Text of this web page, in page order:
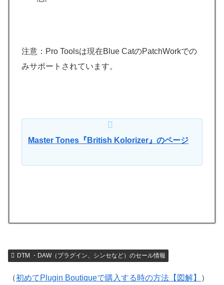
注意：Pro Toolsは現在Blue CatのPatchWorkでの
みサポートされています。
Master Tones『British Kolorizer』のページ
DTM ・DAW（プラグイン、シンセなど）のセール情報
（初めてPlugin Boutiqueで購入する時の方法【図解】 ）